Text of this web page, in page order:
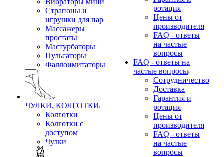
Вибраторы мини
Страпоны и
игрушки для пар
Массажеры
простаты
Мастурбаторы
Пульсаторы
Фаллоимитаторы
ЧУЛКИ, КОЛГОТКИ
Колготки
Колготки с
доступом
Чулки
ротация
Цены от
производителя
FAQ - ответы
на частые
вопросы
FAQ - ответы на
частые вопросы
Сотрудничество
Доставка
Гарантия и
ротация
Цены от
производителя
FAQ - ответы
на частые
вопросы